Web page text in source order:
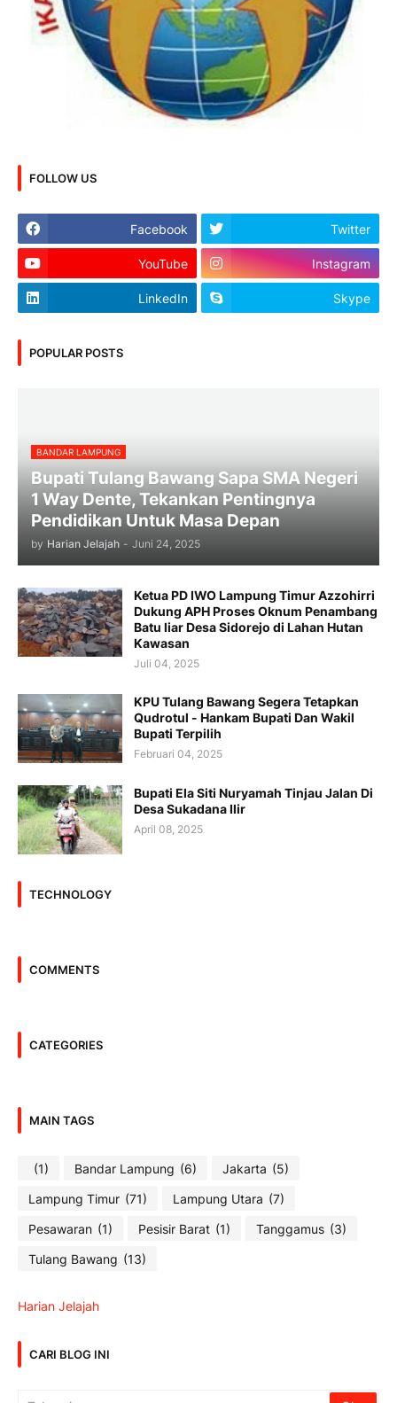
FOLLOW US
Facebook Twitter
YouTube Instagram
LinkedIn Skype
POPULAR POSTS
BANDAR LAMPUNG
Bupati Tulang Bawang Sapa SMA Negeri
1 Way Dente, Tekankan Pentingnya
Pendidikan Untuk Masa Depan
by Harian Jelajah - Juni 24, 2025
Ketua PD IWO Lampung Timur Azzohirri
Dukung APH Proses Oknum Penambang
Batu liar Desa Sidorejo di Lahan Hutan
Kawasan
Juli 04, 2025
KPU Tulang Bawang Segera Tetapkan
Qudrotul - Hankam Bupati Dan Wakil
Bupati Terpilih
Februari 04, 2025
Bupati Ela Siti Nuryamah Tinjau Jalan Di
Desa Sukadana Ilir
April 08, 2025
TECHNOLOGY
COMMENTS
CATEGORIES
MAIN TAGS
(1) Bandar Lampung (6) Jakarta (5)
Lampung Timur (71) Lampung Utara (7)
Pesawaran (1) Pesisir Barat (1) Tanggamus (3)
Tulang Bawang (13)
Harian Jelajah
CARI BLOG INI